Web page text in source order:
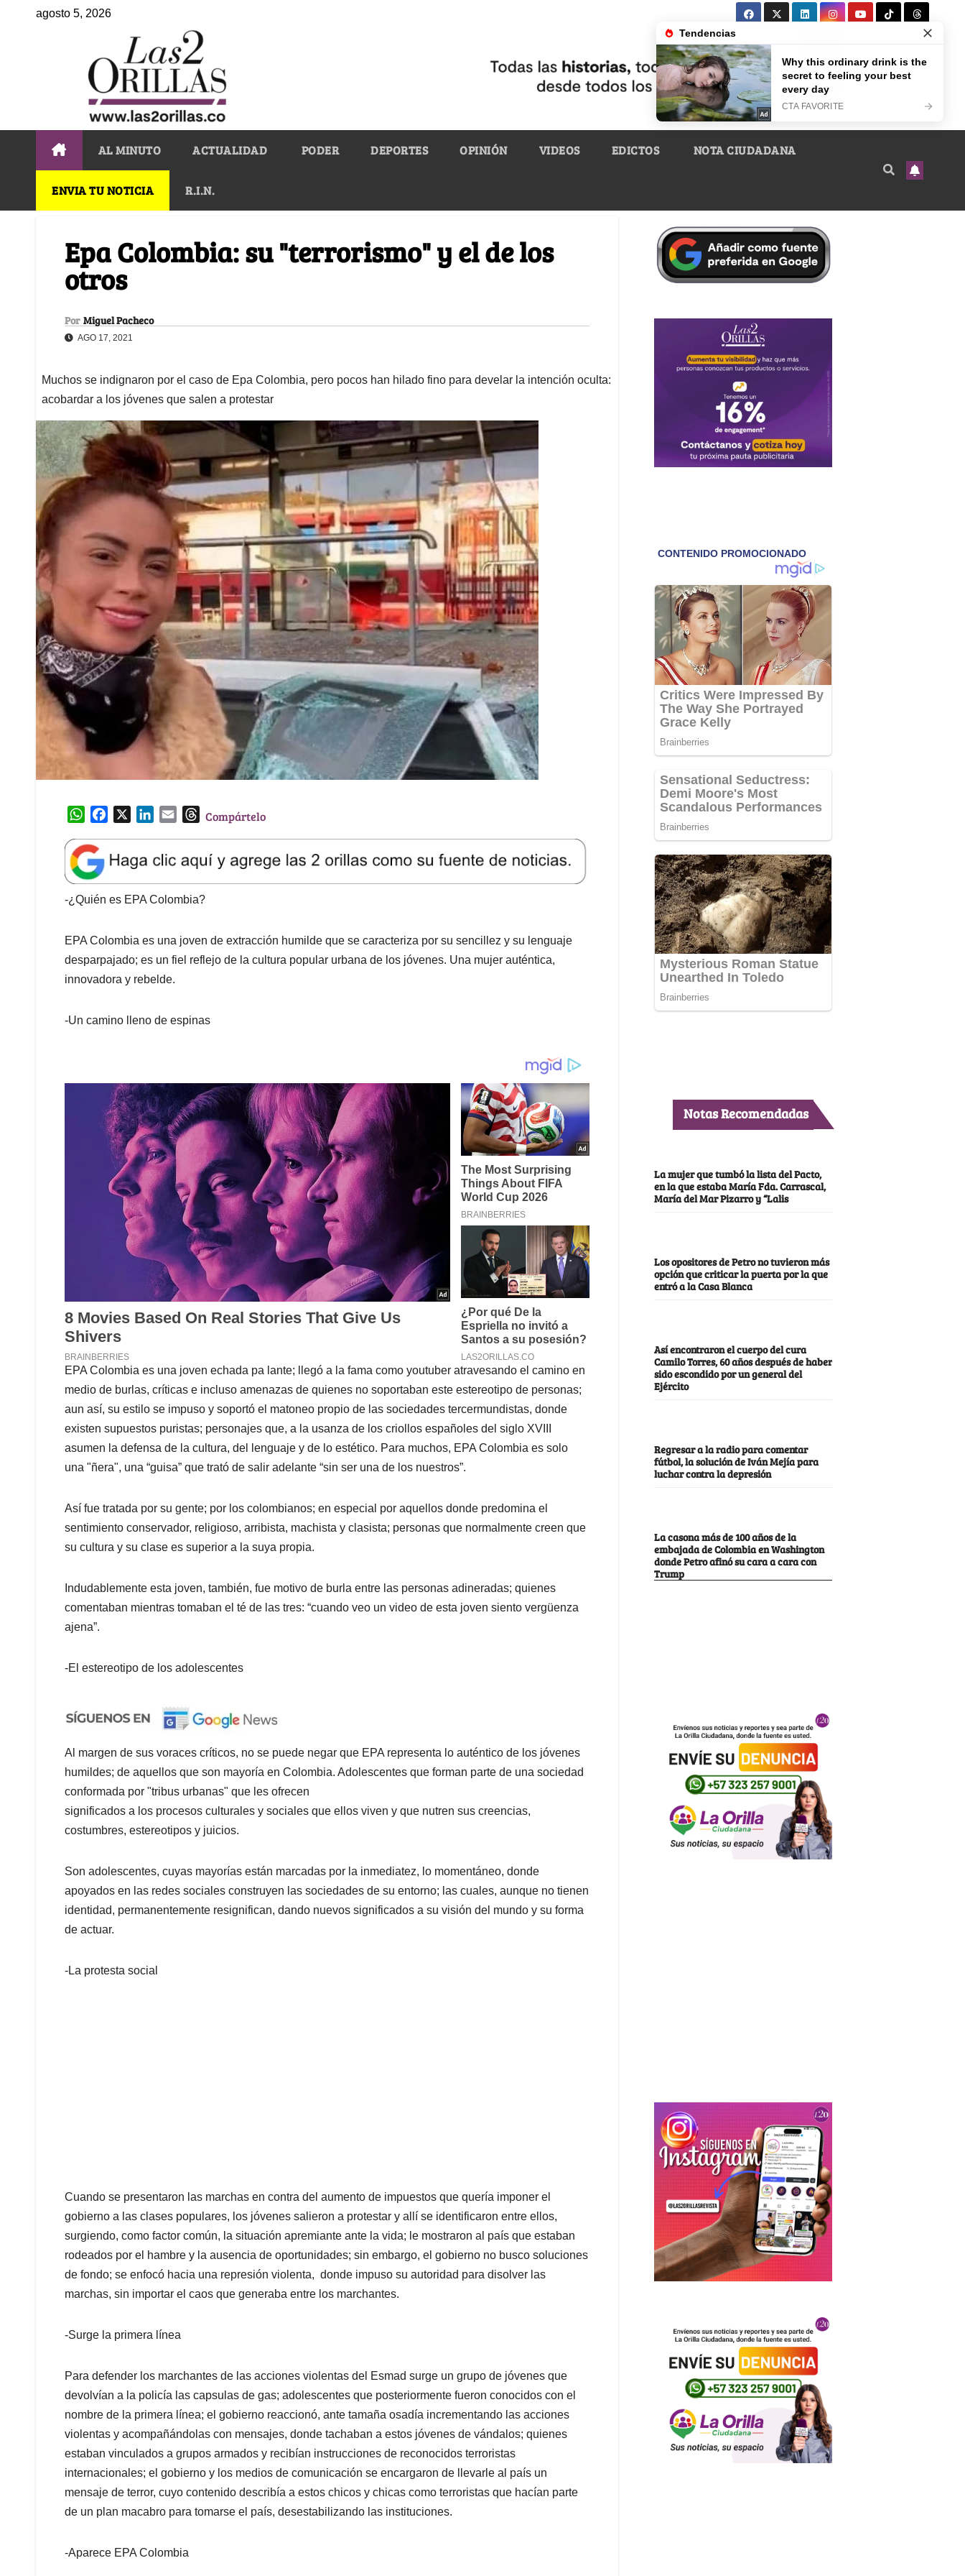
agosto 5, 2026
AL MINUTO ACTUALIDAD PODER DEPORTES OPINIÓN VIDEOS EDICTOS NOTA CIUDADANA
ENVIA TU NOTICIA R.I.N.
Epa Colombia: su "terrorismo" y el de los
otros
Por Miguel Pacheco
AGO 17, 2021
Muchos se indignaron por el caso de Epa Colombia, pero pocos han hilado fino para develar la intención oculta:
acobardar a los jóvenes que salen a protestar
W
a
t
s
A
p
e
b
o
k
k
e
d
n
l
T
e
a
d
Compártelo
-¿Quién es EPA Colombia?
EPA Colombia es una joven de extracción humilde que se caracteriza por su sencillez y su lenguaje
desparpajado; es un fiel reflejo de la cultura popular urbana de los jóvenes. Una mujer auténtica,
innovadora y rebelde.
-Un camino lleno de espinas
EPA Colombia es una joven echada pa lante; llegó a la fama como youtuber atravesando el camino en
medio de burlas, críticas e incluso amenazas de quienes no soportaban este estereotipo de personas;
aun así, su estilo se impuso y soportó el matoneo propio de las sociedades tercermundistas, donde
existen supuestos puristas; personajes que, a la usanza de los criollos españoles del siglo XVIII
asumen la defensa de la cultura, del lenguaje y de lo estético. Para muchos, EPA Colombia es solo
una "ñera", una “guisa” que trató de salir adelante “sin ser una de los nuestros”.
Así fue tratada por su gente; por los colombianos; en especial por aquellos donde predomina el
sentimiento conservador, religioso, arribista, machista y clasista; personas que normalmente creen que
su cultura y su clase es superior a la suya propia.
Indudablemente esta joven, también, fue motivo de burla entre las personas adineradas; quienes
comentaban mientras tomaban el té de las tres: “cuando veo un video de esta joven siento vergüenza
ajena”.
-El estereotipo de los adolescentes
Al margen de sus voraces críticos, no se puede negar que EPA representa lo auténtico de los jóvenes
humildes; de aquellos que son mayoría en Colombia. Adolescentes que forman parte de una sociedad
conformada por "tribus urbanas" que les ofrecen
significados a los procesos culturales y sociales que ellos viven y que nutren sus creencias,
costumbres, estereotipos y juicios.
Son adolescentes, cuyas mayorías están marcadas por la inmediatez, lo momentáneo, donde
apoyados en las redes sociales construyen las sociedades de su entorno; las cuales, aunque no tienen
identidad, permanentemente resignifican, dando nuevos significados a su visión del mundo y su forma
de actuar.
-La protesta social
Cuando se presentaron las marchas en contra del aumento de impuestos que quería imponer el
gobierno a las clases populares, los jóvenes salieron a protestar y allí se identificaron entre ellos,
surgiendo, como factor común, la situación apremiante ante la vida; le mostraron al país que estaban
rodeados por el hambre y la ausencia de oportunidades; sin embargo, el gobierno no busco soluciones
de fondo; se enfocó hacia una represión violenta, donde impuso su autoridad para disolver las
marchas, sin importar el caos que generaba entre los marchantes.
-Surge la primera línea
Para defender los marchantes de las acciones violentas del Esmad surge un grupo de jóvenes que
devolvían a la policía las capsulas de gas; adolescentes que posteriormente fueron conocidos con el
nombre de la primera línea; el gobierno reaccionó, ante tamaña osadía incrementando las acciones
violentas y acompañándolas con mensajes, donde tachaban a estos jóvenes de vándalos; quienes
estaban vinculados a grupos armados y recibían instrucciones de reconocidos terroristas
internacionales; el gobierno y los medios de comunicación se encargaron de llevarle al país un
mensaje de terror, cuyo contenido describía a estos chicos y chicas como terroristas que hacían parte
de un plan macabro para tomarse el país, desestabilizando las instituciones.
-Aparece EPA Colombia
Notas Recomendadas
La mujer que tumbó la lista del Pacto,
en la que estaba María Fda. Carrascal,
María del Mar Pizarro y “Lalis
Los opositores de Petro no tuvieron más
opción que criticar la puerta por la que
entró a la Casa Blanca
Así encontraron el cuerpo del cura
Camilo Torres, 60 años después de haber
sido escondido por un general del
Ejército
Regresar a la radio para comentar
fútbol, la solución de Iván Mejía para
luchar contra la depresión
La casona más de 100 años de la
embajada de Colombia en Washington
donde Petro afinó su cara a cara con
Trump